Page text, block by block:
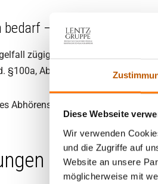
Diese Webseite
Wir verwenden
und die Zugriffe auf
Website an unsere
möglicherweise mit
bedarf – auch für
zügig durch den
§100a, Abs. 2 und §138, Abs. 1
Abhörens ist – ausnahmslos –
wegen